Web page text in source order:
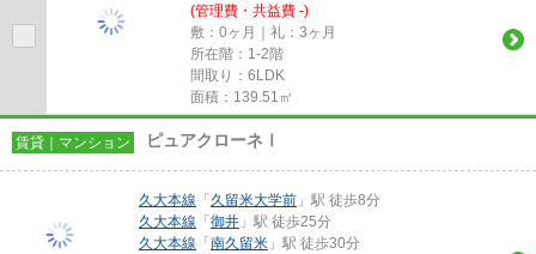
(管理費・共益費 -)
敷：0ヶ月｜礼：3ヶ月
所在階：1-2階
間取り：6LDK
面積：139.51㎡
賃貸｜マンション ピュアクローネⅠ
久大本線 「久留米大学前 」駅 徒歩8分
久大本線 「御井 」駅 徒歩25分
久大本線 「南久留米 」駅 徒歩30分